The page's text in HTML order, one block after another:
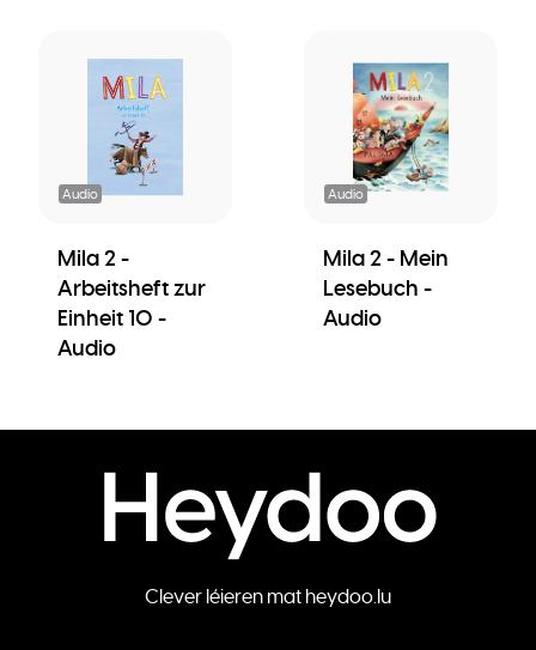
Audio
Mila 2 -
Arbeitsheft zur
Einheit 10 -
Audio
Audio
Mila 2 - Mein
Lesebuch -
Audio
Clever léieren mat heydoo.lu